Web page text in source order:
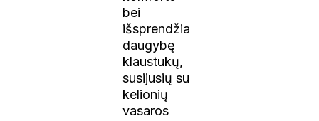
bei
išsprendžia
daugybę
klaustukų,
susijusių su
kelionių
vasaros